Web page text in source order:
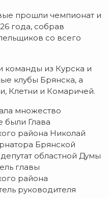
прошли чемпионат и
года, собрав
со всего
команды из Курска и
клубы Брянска, а
Клетни и Комаричей.
множество
были Глава
района Николай
Брянской
областной Думы
главы
района
руководителя